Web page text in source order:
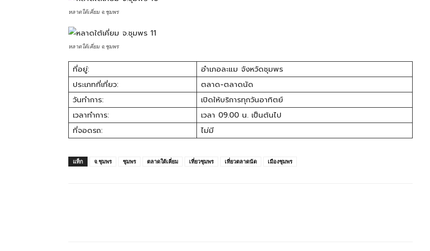
หลาดใต้เคี่ยม จ.ชุมพร
หลาดใต้เคี่ยม จ.ชุมพร
ที่อยู่:
อำเภอละแม จังหวัดชุมพร
ประเภทที่เที่ยว:
ตลาด-ตลาดนัด
วันทำการ:
เปิดให้บริการทุกวันอาทิตย์
เวลาทำการ:
เวลา 09.00 น. เป็นต้นไป
ที่จอดรถ:
ไม่มี
แท็ก จ.ชุมพร ชุมพร ตลาดใต้เคี่ยม เที่ยวชุมพร เที่ยวตลาดนัด เมืองชุมพร